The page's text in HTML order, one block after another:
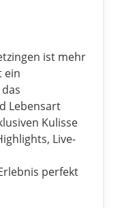
ist mehr
ein
Lebensart
Kulisse
Live-
perfekt